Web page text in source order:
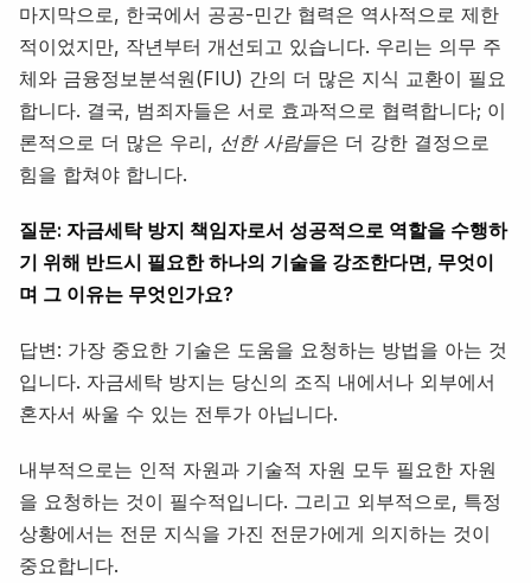
마지막으로, 한국에서 공공-민간 협력은 역사적으로 제한
적이었지만, 작년부터 개선되고 있습니다. 우리는 의무 주
체와 금융정보분석원(FIU) 간의 더 많은 지식 교환이 필요
합니다. 결국, 범죄자들은 서로 효과적으로 협력합니다; 이
론적으로 더 많은 우리, 선한 사람들은 더 강한 결정으로
힘을 합쳐야 합니다.
질문: 자금세탁 방지 책임자로서 성공적으로 역할을 수행하
기 위해 반드시 필요한 하나의 기술을 강조한다면, 무엇이
며 그 이유는 무엇인가요?
답변: 가장 중요한 기술은 도움을 요청하는 방법을 아는 것
입니다. 자금세탁 방지는 당신의 조직 내에서나 외부에서
혼자서 싸울 수 있는 전투가 아닙니다.
내부적으로는 인적 자원과 기술적 자원 모두 필요한 자원
을 요청하는 것이 필수적입니다. 그리고 외부적으로, 특정
상황에서는 전문 지식을 가진 전문가에게 의지하는 것이
중요합니다.